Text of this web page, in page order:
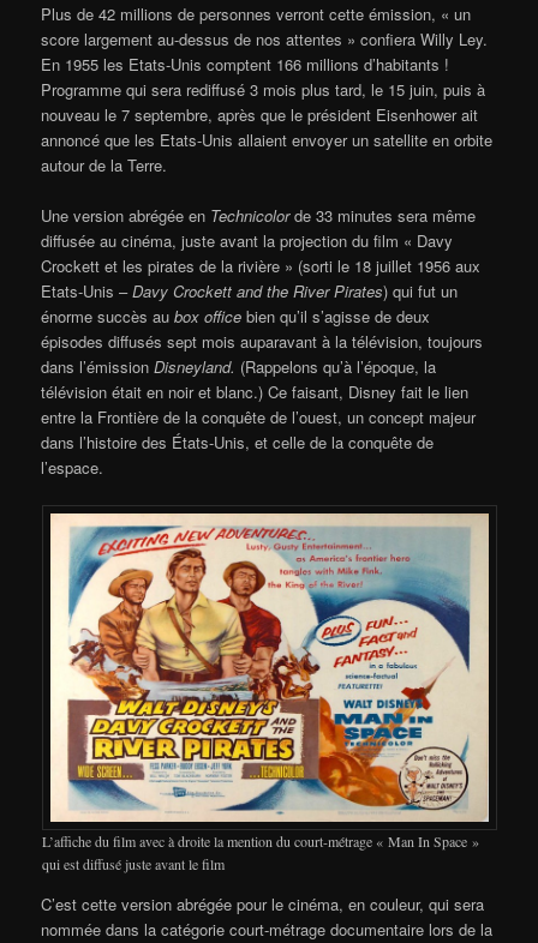
Plus de 42 millions de personnes verront cette émission, « un
score largement au-dessus de nos attentes » confiera Willy Ley.
En 1955 les Etats-Unis comptent 166 millions d’habitants !
Programme qui sera rediffusé 3 mois plus tard, le 15 juin, puis à
nouveau le 7 septembre, après que le président Eisenhower ait
annoncé que les Etats-Unis allaient envoyer un satellite en orbite
autour de la Terre.
Une version abrégée en Technicolorde 33 minutes sera même
diffusée au cinéma, juste avant la projection du film « Davy
Crockett et les pirates de la rivière » (sorti le 18 juillet 1956 aux
Etats-Unis –Davy Crockett and the River Pirates) qui fut un
énorme succès aubox office bien qu’il s’agisse de deux
épisodes diffusés sept mois auparavant à la télévision, toujours
dans l’émissionDisneyland. (Rappelons qu’à l’époque, la
télévision était en noir et blanc.) Ce faisant, Disney fait le lien
entre la Frontière de la conquête de l’ouest, un concept majeur
dans l’histoire des États-Unis, et celle de la conquête de
l’espace.
L’affiche du film avec à droite la mention du court-métrage « Man In Space »
qui est diffusé juste avant le film
C’est cette version abrégée pour le cinéma, en couleur, qui sera
nommée dans la catégorie court-métrage documentaire lors de la